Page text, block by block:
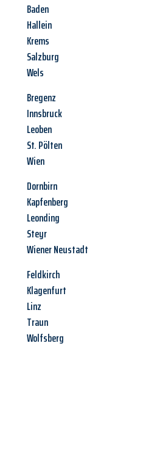
Baden
Hallein
Krems
Salzburg
Wels
Bregenz
Innsbruck
Leoben
St. Pölten
Wien
Dornbirn
Kapfenberg
Leonding
Steyr
Wiener Neustadt
Feldkirch
Klagenfurt
Linz
Traun
Wolfsberg